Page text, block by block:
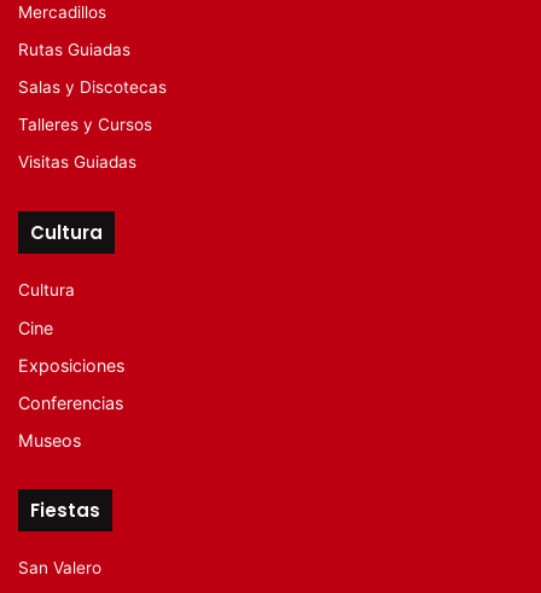
Mercadillos
Rutas Guiadas
Salas y Discotecas
Talleres y Cursos
Visitas Guiadas
Cultura
Cultura
Cine
Exposiciones
Conferencias
Museos
Fiestas
San Valero